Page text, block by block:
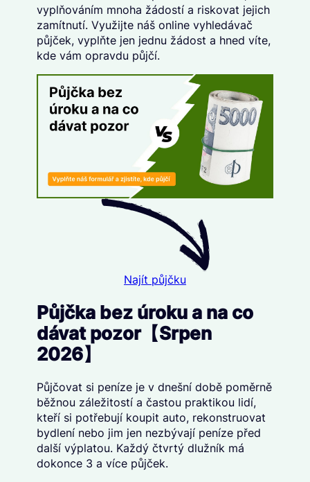
vyplňováním mnoha žádostí a riskovat jejich
zamítnutí. Využijte náš online vyhledávač
půjček, vyplňte jen jednu žádost a hned víte,
kde vám opravdu půjčí.
Najít půjčku
Půjčka bez úroku a na co
dávat pozor【Srpen
2026】
Půjčovat si peníze je v dnešní době poměrně
běžnou záležitostí a častou praktikou lidí,
kteří si potřebují koupit auto, rekonstruovat
bydlení nebo jim jen nezbývají peníze před
další výplatou. Každý čtvrtý dlužník má
dokonce 3 a více půjček.